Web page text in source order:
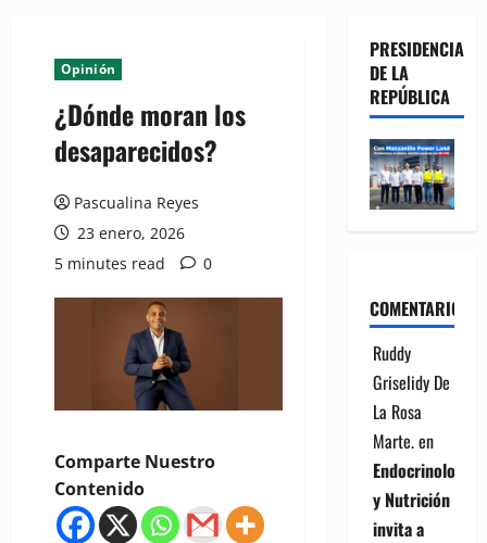
Opinión
¿Dónde moran los
desaparecidos?
Pascualina Reyes
23 enero, 2026
5 minutes read
0
Comparte Nuestro
Contenido
PRESIDENCIA
DE LA
REPÚBLICA
COMENTARIOS
Ruddy
Griselidy De
La Rosa
Marte.en
Endocrinología
y Nutrición
invita a